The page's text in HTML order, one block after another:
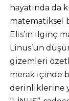
hayatında da
matematiksel
Elis’in ilginç
Linus’un
gizemleri
merak içinde
derinliklerine